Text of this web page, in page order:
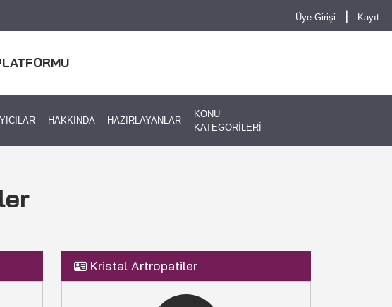
Üye Girişi | Kayıt
HAKKINDA HAZIRLAYANLAR
KONU
KATEGORİLERİ
Kristal Artropatiler